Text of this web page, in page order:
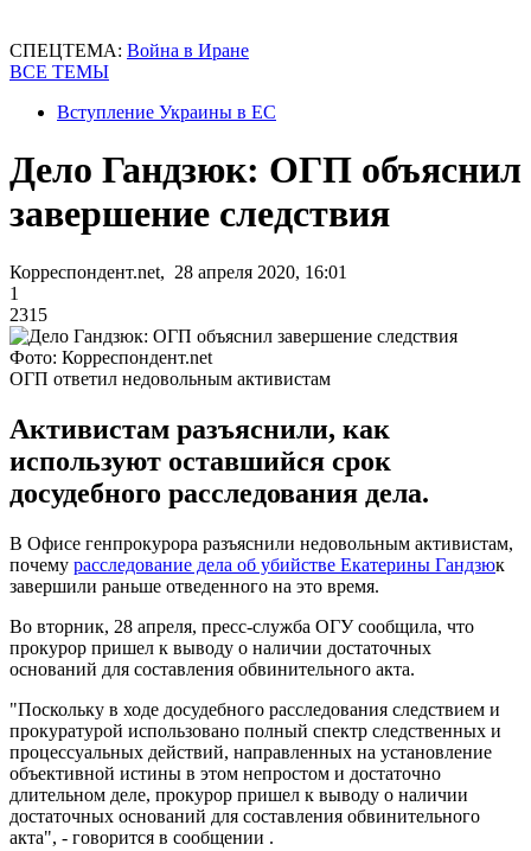
СПЕЦТЕМА: Война в Иране
ВСЕ ТЕМЫ
Вступление Украины в ЕС
Дело Гандзюк: ОГП объяснил
завершение следствия
Корреспондент.net, 28 апреля 2020, 16:01
1
2315
Фото: Корреспондент.net
ОГП ответил недовольным активистам
Активистам разъяснили, как
используют оставшийся срок
досудебного расследования дела.
В Офисе генпрокурора разъяснили недовольным активистам,
почему расследование дела об убийстве Екатерины Гандзюк
завершили раньше отведенного на это время.
Во вторник, 28 апреля, пресс-служба ОГУ сообщила, что
прокурор пришел к выводу о наличии достаточных
оснований для составления обвинительного акта.
"Поскольку в ходе досудебного расследования следствием и
прокуратурой использовано полный спектр следственных и
процессуальных действий, направленных на установление
объективной истины в этом непростом и достаточно
длительном деле, прокурор пришел к выводу о наличии
достаточных оснований для составления обвинительного
акта", - говорится в сообщении .